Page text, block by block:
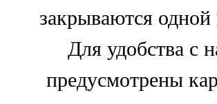
закрываются
Для удобства с
предусмотрены